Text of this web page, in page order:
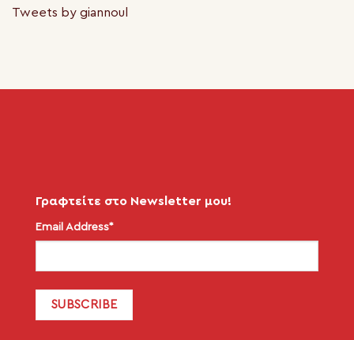
Tweets by giannoul
Γραφτείτε στο Newsletter μου!
Email Address*